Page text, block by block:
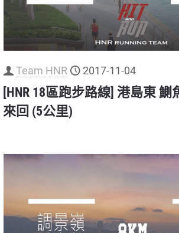
Team HNR 2017-11-04
[HNR 18區跑步路線] 港島東 鰂
來回 (5公里)